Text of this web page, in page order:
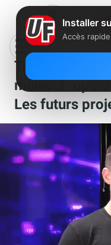
Totalement
meilleur
Les futurs
Installer
Accès